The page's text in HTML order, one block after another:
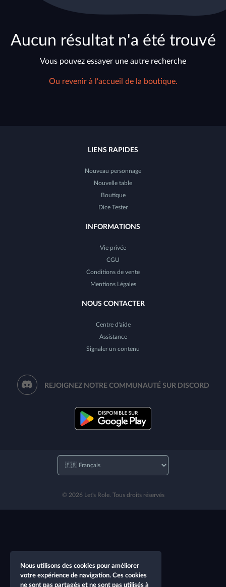
Aucun résultat n'a été trouvé
Vous pouvez essayer une autre recherche
Ou revenir à l'accueil de la boutique.
LIENS RAPIDES
Nouveau personnage
Nouvelle table
Boutique
Dice Tester
INFORMATIONS
Vie privée
CGU
Conditions de vente
Mentions Légales
NOUS CONTACTER
Centre d'aide
Assistance
Signaler un contenu
REJOIGNEZ NOTRE COMMUNAUTÉ SUR DISCORD
© 2026 Let's Role. Tous droits réservés
Nous utilisons des cookies pour améliorer
votre expérience de navigation. Ces cookies
ne sont pas partagés et ne sont pas utilisés à